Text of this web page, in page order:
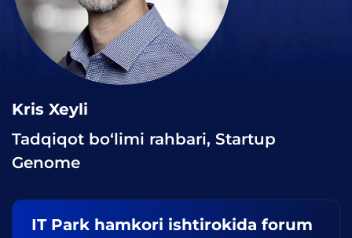
Kris Xeyli
Tadqiqot bo‘limi rahbari, Startup
Genome
IT Park hamkori ishtirokida forum